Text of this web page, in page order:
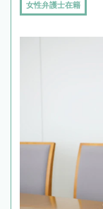
女性弁護士在籍